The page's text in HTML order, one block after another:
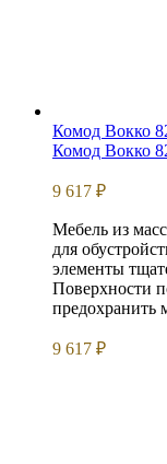
Комод Вокко
Комод Вокко
9 617 ₽
Мебель из
для
элементы
Поверхности
предохранить
9 617 ₽